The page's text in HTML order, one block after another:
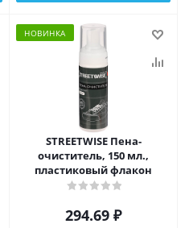
НОВИНКА
STREETWISE Пена-
очиститель, 150 мл.,
пластиковый флакон
294.69 ₽